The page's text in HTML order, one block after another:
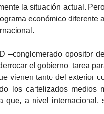
la situación actual.
económico diferente
–conglomerado opositor
el gobierno, tarea
vienen tanto del exterior
los cartelizados medios
que, a nivel internacional,